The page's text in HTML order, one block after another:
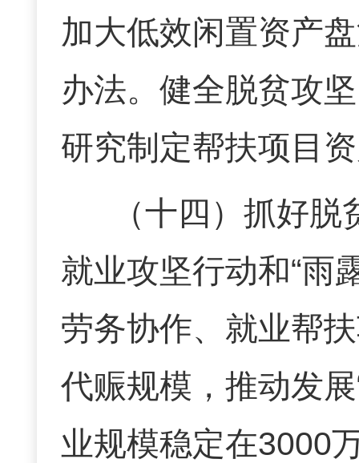
加大低效闲置资产
办法。健全脱贫攻
研究制定帮扶项目
（十四） 抓好脱
就业攻坚行动和“雨
劳务协作、就业帮
代赈规模，推动发展
业规模稳定在3000